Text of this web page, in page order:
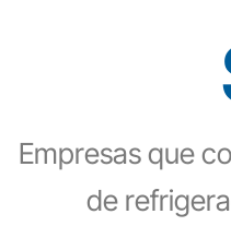
Empresas que
de